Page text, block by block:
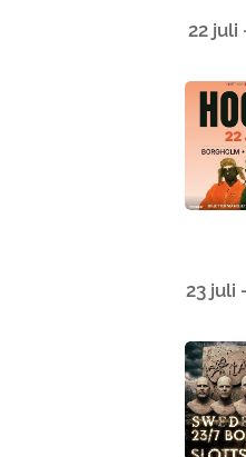
22 juli
23 juli